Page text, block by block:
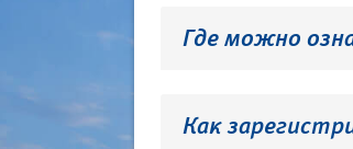
Где можно
Как